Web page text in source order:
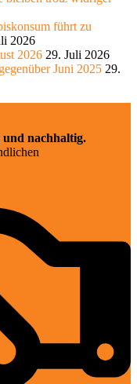
führt zu
2026
2026 29. Juli 2026
Juni 2025 29.
und nachhaltig.